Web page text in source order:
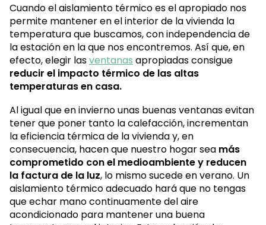
Cuando el aislamiento térmico es el apropiado nos
permite mantener en el interior de la vivienda la
temperatura que buscamos, con independencia de
la estación en la que nos encontremos. Así que, en
efecto, elegir lasventanas apropiadas consigue
reducir el impacto térmico de las altas
temperaturas en casa.
Al igual que en invierno unas buenas ventanas evitan
tener que poner tanto la calefacción, incrementan
la eficiencia térmica de la vivienda y, en
consecuencia, hacen que nuestro hogar sea más
comprometido con el medioambiente y reducen
la factura de la luz, lo mismo sucede en verano. Un
aislamiento térmico adecuado hará que no tengas
que echar mano continuamente del aire
acondicionado para mantener una buena